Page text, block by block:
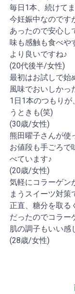
毎日1本、続けてま
今妊娠中なのです
あったので安心し
味も感触も食べや
より良いですね♪
(20代後半/女性)
最初はお試しで始
風味でおいしかっ
1日1本のつもり
うときも(笑)
(30歳/女性)
熊田曜子さんが使
お値段も手ごろで
べています♪
(20歳/女性)
気軽にコラーゲン
まうスイーツ対策
正直、糖分を取る
だったのでコラー
肌の調子もいい感
(28歳/女性)